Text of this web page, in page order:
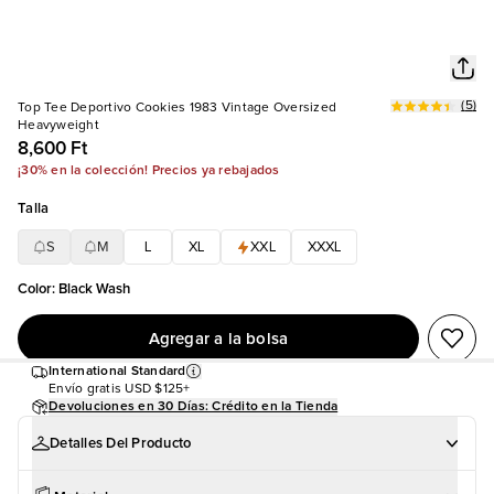
Top Tee Deportivo Cookies 1983 Vintage Oversized
Heavyweight
8,600 Ft
(5)
¡30% en la colección! Precios ya rebajados
Talla
S M XL XXL XXXL
Color: Black Wash
Agregar a la bolsa
International Standard
Envío gratis USD $125+
Devoluciones en 30 Días: Crédito en la Tienda
Detalles Del Producto